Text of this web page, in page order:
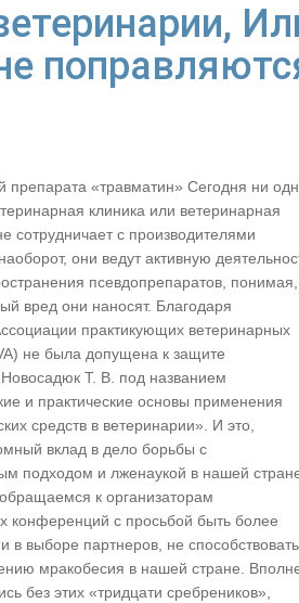
препарата «травматин» Сегодня ни
клиника или ветеринарная
сотрудничает с производителями
они ведут активную
псевдопрепаратов, понимая,
вред они наносят. Благодаря
практикующих ветеринарных
не была допущена к защите
Т. В. под названием
и практические основы применения
средств в ветеринарии». И это,
вклад в дело борьбы с
подходом и лженаукой в нашей
к организаторам
конференций с просьбой быть более
в выборе партнеров, не способствовать
мракобесия в нашей стране.
без этих «тридцати сребреников»,